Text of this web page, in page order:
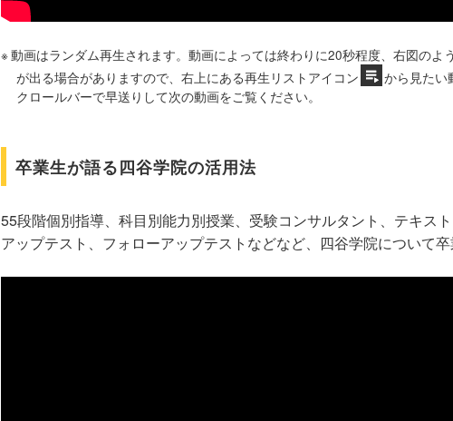
動画はランダム再生されます。動画によっては終わりに20秒程度、右図のよ
が出る場合がありますので、右上にある再生リストアイコン
から見たい
クロールバーで早送りして次の動画をご覧ください。
卒業生が語る四谷学院の活用法
55段階個別指導、科目別能力別授業、受験コンサルタント、テキス
アップテスト、フォローアップテストなどなど、四谷学院について卒